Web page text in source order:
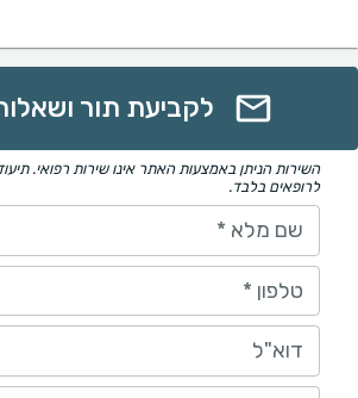
לקביעת תור
השירות הניתן באמצעות האתר אינו שירות רפואי.
לרופאים בלבד.
שם מלא *
טלפון *
דוא"ל